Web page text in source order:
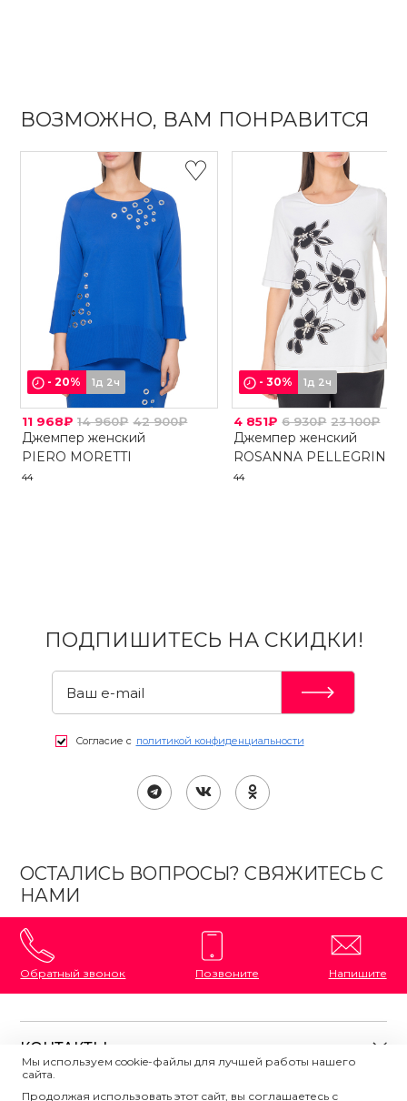
ВОЗМОЖНО, ВАМ ПОНРАВИТСЯ
-20% 1д 2ч
11 968₽ 14 960₽ 42 900₽
Джемпер женский
PIERO MORETTI
44
-30% 1д 2ч
4 851₽ 6 930₽ 23 100₽
Джемпер женский
ROSANNA PELLEGRINI
44
ПОДПИШИТЕСЬ НА СКИДКИ!
Согласие с политикой конфиденциальности
ОСТАЛИСЬ ВОПРОСЫ? СВЯЖИТЕСЬ С
НАМИ
Обратный звонок Позвоните Напишите
КОНТАКТЫ
8 (800) 333-87-72
Мы используем cookie-файлы для лучшей работы нашего
сайта.
Продолжая использовать этот сайт, вы соглашаетесь с